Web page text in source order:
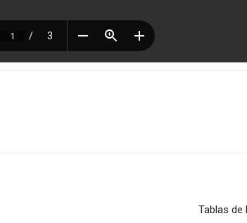
Tablas